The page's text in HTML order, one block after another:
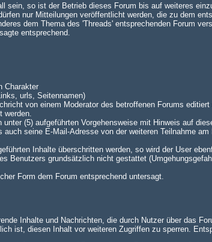
so ist der Betrieb dieses Forum bis auf weiteres
nur Mitteilungen veröffentlicht werden, die zu dem
dem Thema des 'Threads' entsprechenden Forum
entsprechend.
Charakter
urls, Seitennamen)
von einem Moderator des betroffenen Forums
werden.
(5) aufgeführten Vorgehensweise mit Hinweis auf
seine E-Mail-Adresse von der weiteren Teilnahme
Inhalte überschritten werden, so wird der User
Benutzers grundsätzlich nicht gestattet
Form dem Forum entsprechend untersagt.
Inhalte und Nachrichten, die durch Nutzer über das
ist, diesen Inhalt vor weiteren Zugriffen zu sperren.